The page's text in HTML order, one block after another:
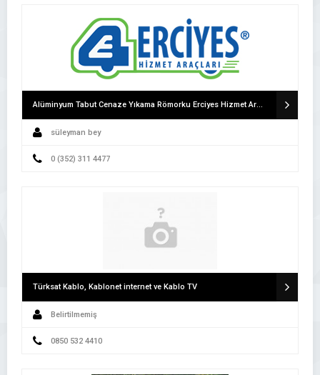
Alüminyum Tabut Cenaze Yıkama Römorku Erciyes Hizmet Araçları Cenaze Römorku
süleyman bey
0 (352) 311 4477
Türksat Kablo, Kablonet internet ve Kablo TV
Belirtilmemiş
0850 532 4410